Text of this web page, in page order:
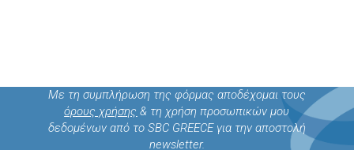
Με τη συμπλήρωση της φόρμας αποδέχομαι τους
όρους χρήσης & τη χρήση προσωπικών μου
δεδομένων από το SBC GREECE για την αποστολή
newsletter.